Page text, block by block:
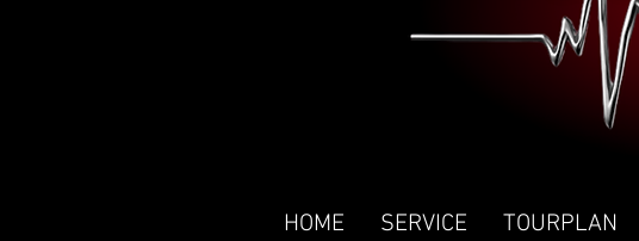
HOME SERVICE TOURPLAN